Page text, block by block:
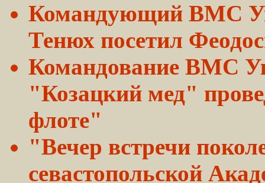
Командующий ВМС
Тенюх посетил
Командование ВМС
"Козацкий мед"
флоте"
"Вечер встречи
севастопольской